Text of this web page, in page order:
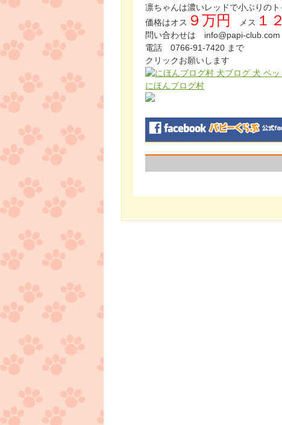
凛ちゃんは濃いレッドで小ぶりの
価格はオス ９万円 メス １
問い合わせは info@papi-club.com
電話 0766-91-7420 まで
クリックお願いします
にほんブログ村